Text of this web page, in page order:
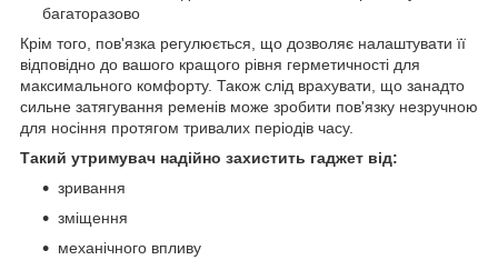
багаторазово
Крім того, пов'язка регулюється, що дозволяє налаштувати її
відповідно до вашого кращого рівня герметичності для
максимального комфорту. Також слід врахувати, що занадто
сильне затягування ременів може зробити пов'язку незручною
для носіння протягом тривалих періодів часу.
Такий утримувач надійно захистить гаджет від:
зривання
зміщення
механічного впливу